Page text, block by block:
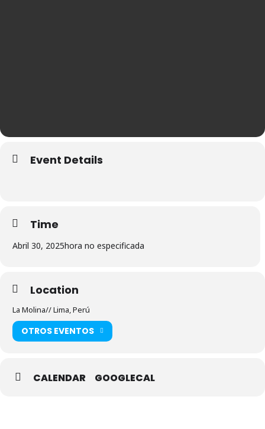
Event Details
Time
Abril 30, 2025hora no especificada
Location
La Molina// Lima, Perú
OTROS EVENTOS
CALENDAR GOOGLECAL